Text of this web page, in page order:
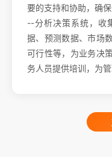
要的支持和协助，确
--分析决策系统，收
据、预测数据、市场
可行性等，为业务决
务人员提供培训，为